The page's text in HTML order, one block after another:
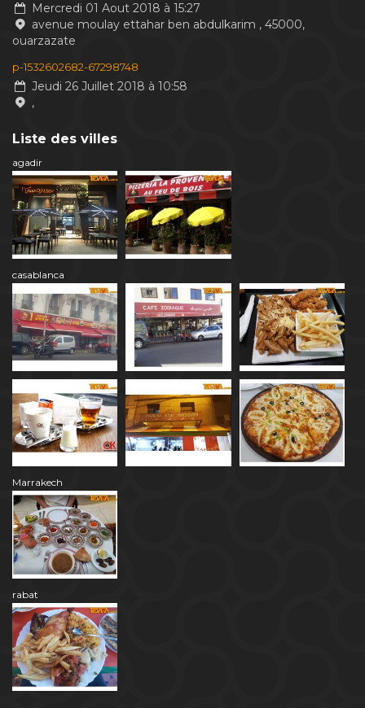
Mercredi 01 Aout 2018 à 15:27
avenue moulay ettahar ben abdulkarim , 45000,
ouarzazate
p-1532602682-67298748
Jeudi 26 Juillet 2018 à 10:58
,
Liste des villes
agadir
casablanca
Marrakech
rabat